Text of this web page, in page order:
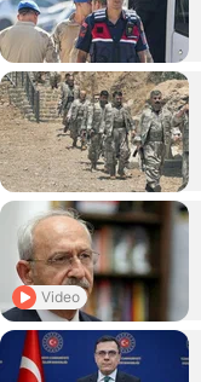
Video